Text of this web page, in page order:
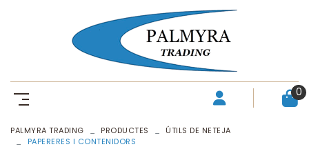
0
PALMYRA TRADING PRODUCTES
ÚTILS DE NETEJA
PAPERERES I CONTENIDORS